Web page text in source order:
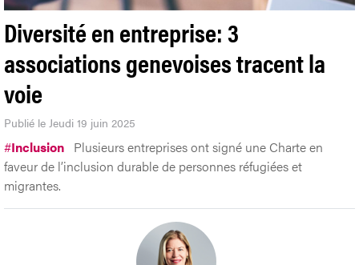
Diversité en entreprise: 3
associations genevoises tracent la
voie
Publié le Jeudi 19 juin 2025
#Inclusion Plusieurs entreprises ont signé une Charte en
faveur de l’inclusion durable de personnes réfugiées et
migrantes.